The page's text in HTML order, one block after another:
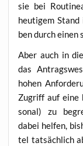
sie bei
heu­ti­gem
ben durch einen
Aber auch in
das
hohen
Zugriff auf eine
so­nal) zu
dabei hel­fen,
tel tat­säch­lich